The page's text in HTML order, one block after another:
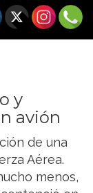
y
avión
de una
Aérea.
menos,